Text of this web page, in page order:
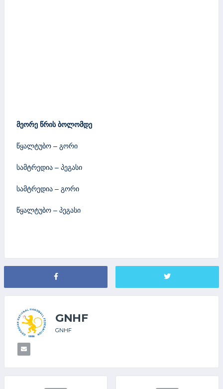
მეორე წრის ბოლომდე
წყალტუბო – გორი
სამტრედია – პეგასი
სამტრედია – გორი
წყალტუბო – პეგასი
GNHF
GNHF